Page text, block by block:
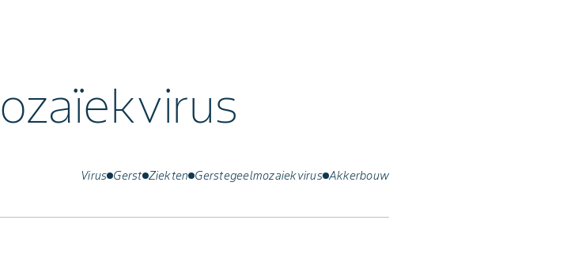
Virus Gerst Ziekten Gerstegeelmozaiekvirus Akkerbouw